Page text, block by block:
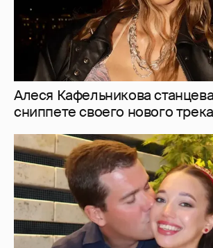
Дочь главы ВЭБ. РФ и
Мария Шувалова показала
мужем
2